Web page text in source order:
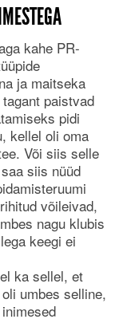
kahe PR-
ja maitseka
paistvad
pidi
kellel oli oma
Või siis selle
siis nüüd
võileivad,
nagu klubis
keegi ei
ka sellel, et
umbes selline,